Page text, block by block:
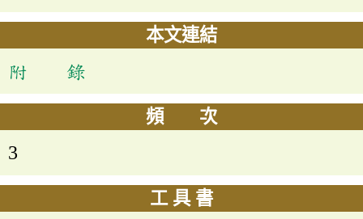
本文連結
附 錄
頻 次
3
工 具 書